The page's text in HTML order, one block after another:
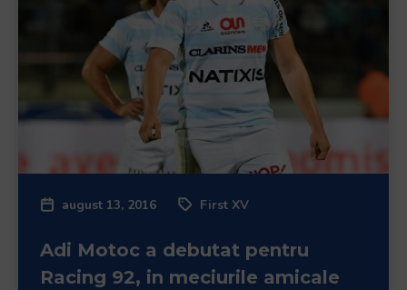
august 13, 2016 First XV
Adi Motoc a debutat pentru
Racing 92, in meciurile amicale